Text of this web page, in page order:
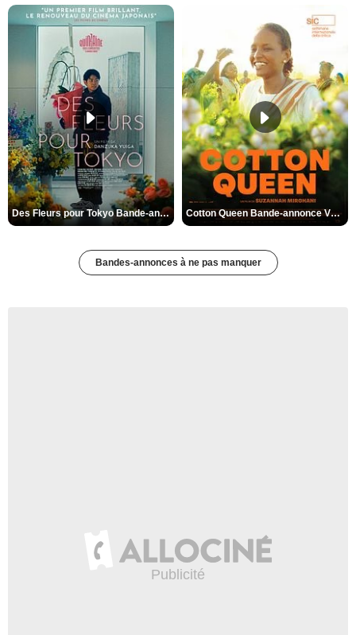
Des Fleurs pour Tokyo Bande-annonce VO STFR Cotton Queen Bande-annonce VO STFR
Bandes-annonces à ne pas manquer